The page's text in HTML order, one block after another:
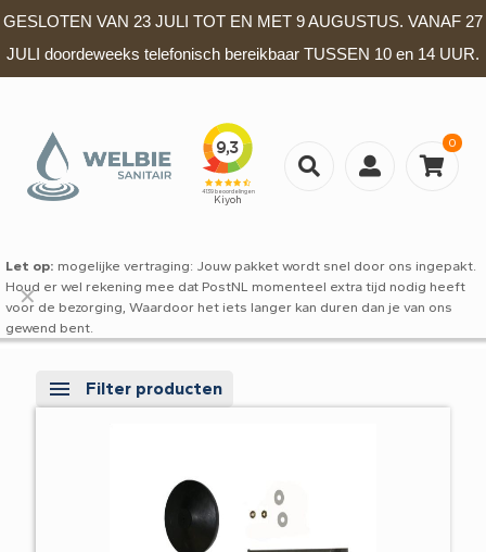
GESLOTEN VAN 23 JULI TOT EN MET 9 AUGUSTUS. VANAF 27
JULI doordeweeks telefonisch bereikbaar TUSSEN 10 en 14 UUR.
0
Let op: mogelijke vertraging: Jouw pakket wordt snel door ons ingepakt.
Houd er wel rekening mee dat PostNL momenteel extra tijd nodig heeft
voor de bezorging, Waardoor het iets langer kan duren dan je van ons
gewend bent.
✕
Filter producten